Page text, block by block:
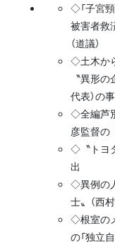
◇「子宮
被害者救
（道議）
◇土木か
〝異形
代表）の
◇全編芦
彦監督の
◇〝トヨ
出
◇異例の
士〟（西
◇根室の
の「独立